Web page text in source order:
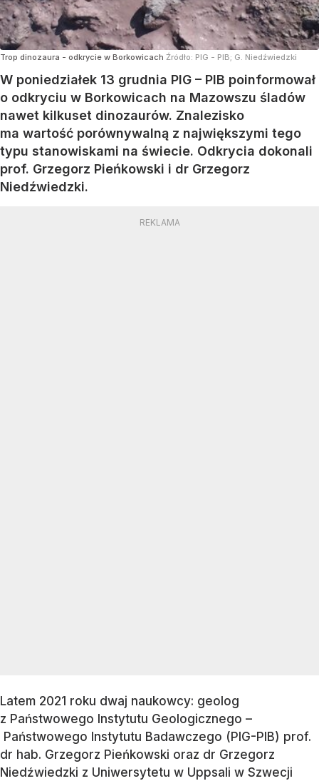
Trop dinozaura - odkrycie w Borkowicach Źródło: PIG - PIB; G. Niedźwiedzki
W poniedziałek 13 grudnia PIG – PIB poinformował
o odkryciu w Borkowicach na Mazowszu śladów
nawet kilkuset dinozaurów. Znalezisko
ma wartość porównywalną z największymi tego
typu stanowiskami na świecie. Odkrycia dokonali
prof. Grzegorz Pieńkowski i dr Grzegorz
Niedźwiedzki.
Latem 2021 roku dwaj naukowcy: geolog
z Państwowego Instytutu Geologicznego –
Państwowego Instytutu Badawczego (PIG-PIB) prof.
dr hab. Grzegorz Pieńkowski oraz dr Grzegorz
Niedźwiedzki z Uniwersytetu w Uppsali w Szwecji